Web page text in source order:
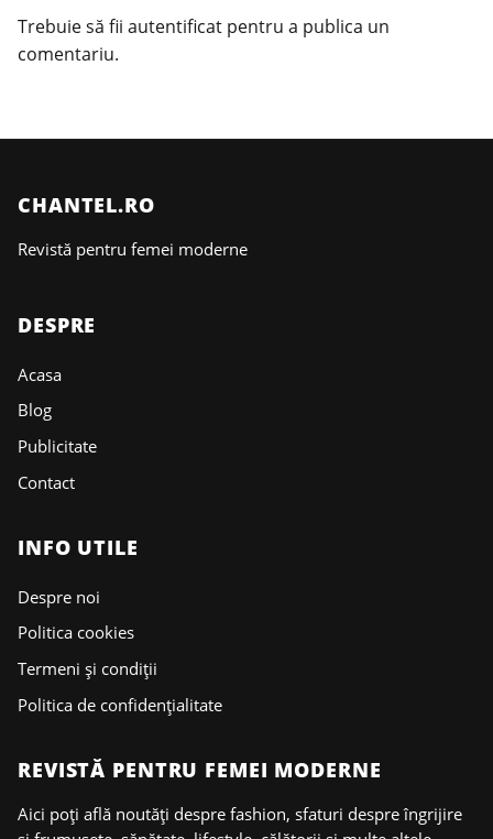
Trebuie să fii autentificat pentru a publica un
comentariu.
CHANTEL.RO
Revistă pentru femei moderne
DESPRE
Acasa
Blog
Publicitate
Contact
INFO UTILE
Despre noi
Politica cookies
Termeni și condiții
Politica de confidențialitate
REVISTĂ PENTRU FEMEI MODERNE
Aici poți află noutăți despre fashion, sfaturi despre îngrijire